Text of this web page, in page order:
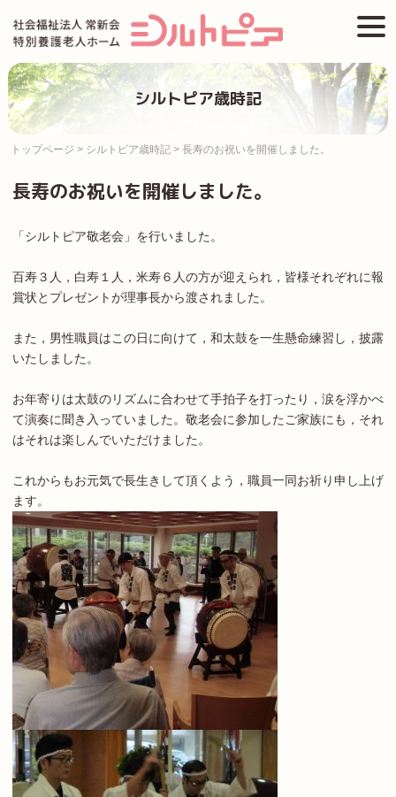
content
シルトピア歳時記
トップページ > シルトピア歳時記 > 長寿のお祝いを開催しました。
長寿のお祝いを開催しました。
「シルトピア敬老会」を行いました。
百寿３人，白寿１人，米寿６人の方が迎えられ，皆様それぞれに報
賞状とプレゼントが理事長から渡されました。
また，男性職員はこの日に向けて，和太鼓を一生懸命練習し，披露
いたしました。
お年寄りは太鼓のリズムに合わせて手拍子を打ったり，涙を浮かべ
て演奏に聞き入っていました。敬老会に参加したご家族にも，それ
はそれは楽しんでいただけました。
これからもお元気で長生きして頂くよう，職員一同お祈り申し上げ
ます。